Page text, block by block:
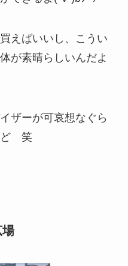
えばいいし、こうい
が素晴らしいんだよ
ザーが可哀想なぐら
ど 笑